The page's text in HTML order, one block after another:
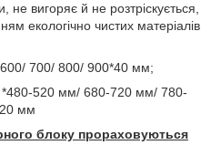
не вигоряє й не розтріскується,
екологічно чистих матеріалів
700/ 800/ 900*40 мм;
*480-520 мм/ 680-720 мм/ 780-
мм
блоку прораховуються